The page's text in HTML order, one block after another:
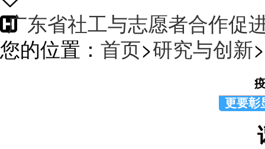
广东省社工与志愿者合作促
您的位置： 首页>研究与创新>
更要彰